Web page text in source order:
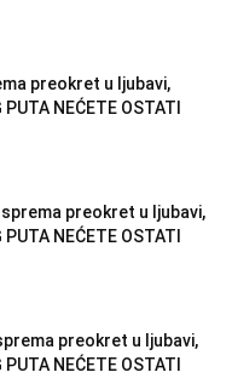
preokret u ljubavi,
NEĆETE OSTATI
sprema preokret u ljubavi,
NEĆETE OSTATI
preokret u ljubavi,
NEĆETE OSTATI